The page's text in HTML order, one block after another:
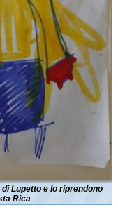
Lupetto e lo riprendono
Rica